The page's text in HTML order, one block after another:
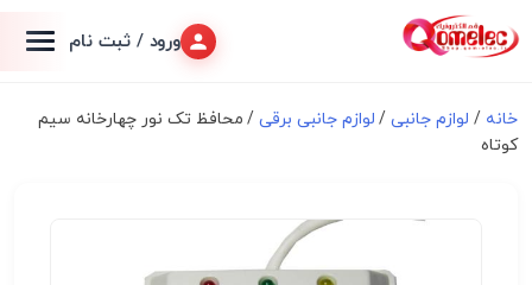
ورود / ثبت نام
خانه / لوازم جانبی/ لوازم جانبی برقی/ محافظ تک نور چهارخانه سیم
کوتاه